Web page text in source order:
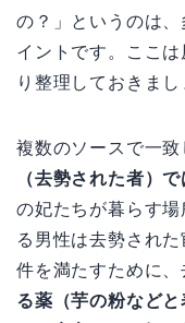
の？」というのは
イントです。ここ
り整理しておきまし
複数のソースで一致
（去勢された者）
の妃たちが暮らす
る男性は去勢され
件を満たすために
る薬（芋の粉など